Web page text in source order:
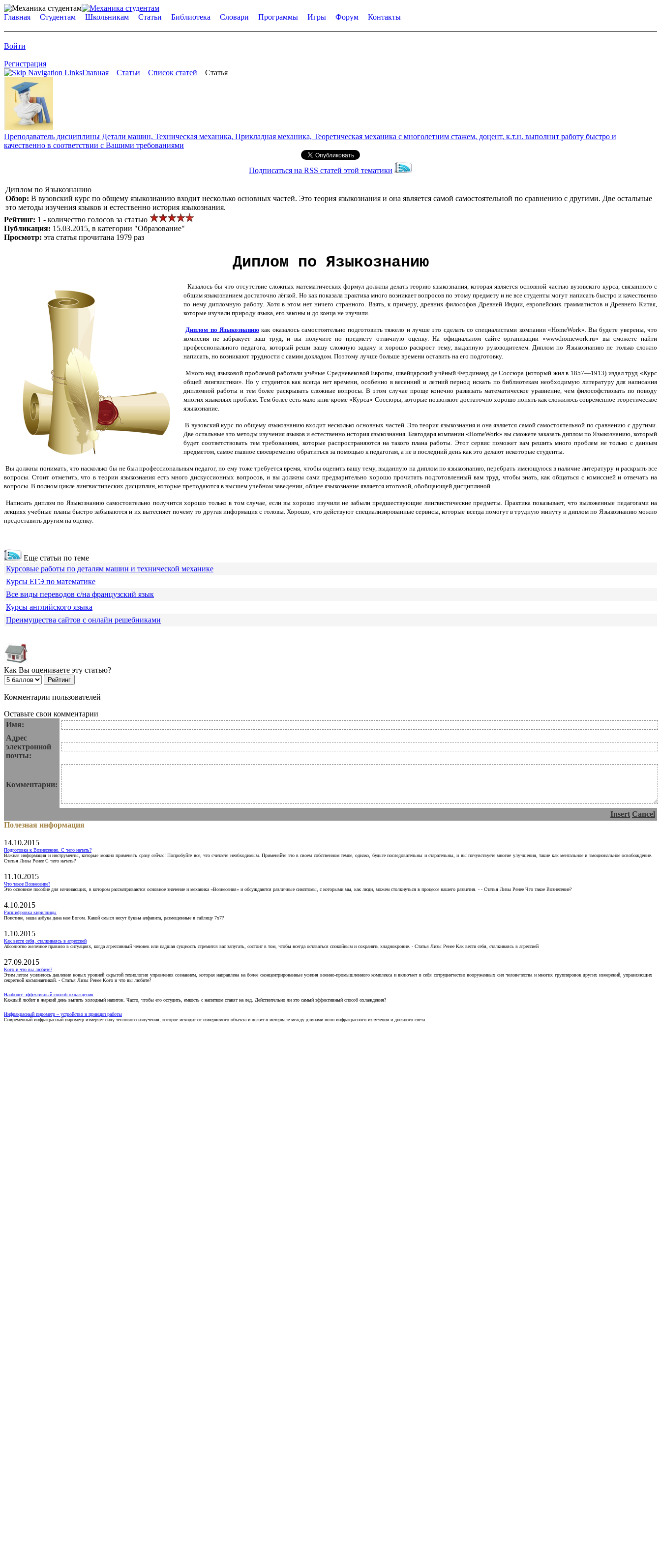
Главная Студентам Школьникам Статьи Библиотека Словари Программы Игры Форум Контакты
Войти
Регистрация
Главная
Статьи Список статей Статья
Преподаватель дисциплины Детали машин, Техническая механика, Прикладная механика, Теоретическая механика с многолетним стажем, доцент, к.т.н. выполнит работу быстро и
качественно в соответствии с Вашими требованиями
Подписаться на RSS статей этой тематики
Диплом по Языкознанию
Обзор: В вузовский курс по общему языкознанию входит несколько основных частей. Это теория языкознания и она является самой самостоятельной по сравнению с другими. Две остальные
это методы изучения языков и естественно история языкознания.
Рейтинг: 1 - количество голосов за статью
Публикация: 15.03.2015, в категории "Образование"
Просмотр: эта статья прочитана 1979 раз
Диплом по Языкознанию
Казалось бы что отсутствие сложных математических формул должны делать теорию языкознания, которая является основной частью вузовского курса, связанного с
общим языкознанием достаточно лёгкой. Но как показала практика много возникает вопросов по этому предмету и не все студенты могут написать быстро и качественно
по нему дипломную работу. Хотя в этом нет ничего странного. Взять, к примеру, древних философов Древней Индии, европейских грамматистов и Древнего Китая,
которые изучали природу языка, его законы и до конца не изучили.
Диплом по Языкознаниюкак оказалось самостоятельно подготовить тяжело и лучше это сделать со специалистами компании «HomeWork». Вы будете уверены, что
комиссия не забракует ваш труд, и вы получите по предмету отличную оценку. На официальном сайте организации «www.homework.ru» вы сможете найти
профессионального педагога, который реши вашу сложную задачу и хорошо раскроет тему, выданную руководителем. Диплом по Языкознанию не только сложно
написать, но возникают трудности с самим докладом. Поэтому лучше больше времени оставить на его подготовку.
Много над языковой проблемой работали учёные Средневековой Европы, швейцарский учёный Фердинанд де Соссюра (который жил в 1857—1913) издал труд «Курс
общей лингвистики». Но у студентов как всегда нет времени, особенно в весенний и летний период искать по библиотекам необходимую литературу для написания
дипломной работы и тем более раскрывать сложные вопросы. В этом случае проще конечно развязать математическое уравнение, чем философствовать по поводу
многих языковых проблем. Тем более есть мало книг кроме «Курса» Соссюры, которые позволяют достаточно хорошо понять как сложилось современное теоретическое
языкознание.
В вузовский курс по общему языкознанию входит несколько основных частей. Это теория языкознания и она является самой самостоятельной по сравнению с другими.
Две остальные это методы изучения языков и естественно история языкознания. Благодаря компании «HomeWork» вы сможете заказать диплом по Языкознанию, который
будет соответствовать тем требованиям, которые распространяются на такого плана работы. Этот сервис поможет вам решить много проблем не только с данным
предметом, самое главное своевременно обратиться за помощью к педагогам, а не в последний день как это делают некоторые студенты.
Вы должны понимать, что насколько бы не был профессиональным педагог, но ему тоже требуется время, чтобы оценить вашу тему, выданную на диплом по языкознанию, перебрать имеющуюся в наличие литературу и раскрыть все
вопросы. Стоит отметить, что в теории языкознания есть много дискуссионных вопросов, и вы должны сами предварительно хорошо прочитать подготовленный вам труд, чтобы знать, как общаться с комиссией и отвечать на
вопросы. В полном цикле лингвистических дисциплин, которые преподаются в высшем учебном заведении, общее языкознание является итоговой, обобщающей дисциплиной.
Написать диплом по Языкознанию самостоятельно получится хорошо только в том случае, если вы хорошо изучили не забыли предшествующие лингвистические предметы. Практика показывает, что выложенные педагогами на
лекциях учебные планы быстро забываются и их вытесняет почему то другая информация с головы. Хорошо, что действуют специализированные сервисы, которые всегда помогут в трудную минуту и диплом по Языкознанию можно
предоставить другим на оценку.
Еще статьи по теме
Курсовые работы по деталям машин и технической механике
Курсы ЕГЭ по математике
Все виды переводов с/на французский язык
Курсы английского языка
Преимущества сайтов с онлайн решебниками
Как Вы оцениваете эту статью?
Комментарии пользователей
Оставьте свои комментарии
Имя:
Адрес
электронной
почты:
Комментарии:
Insert Cancel
Полезная информация
14.10.2015
Подготовка к Вознесению. С чего начать?
Важная информация и инструменты, которые можно применять сразу сейчас! Попробуйте все, что считаете необходимым. Применяйте это в своем собственном темпе, однако, будьте последовательны и старательны, и вы почувствуете многие улучшения, такие как ментальное и эмоциональное освобождение.
Статья Лизы Ренее С чего начать?
11.10.2015
Что такое Вознесение?
Это основное пособие для начинающих, в котором рассматриваются основное значение и механика «Вознесения» и обсуждаются различные симптомы, с которыми мы, как люди, можем столкнуться в процессе нашего развития. - - Статья Лизы Ренее Что такое Вознесение?
4.10.2015
Расшифровка кириллицы
Поистине, наша азбука дана нам Богом. Какой смысл несут буквы алфавита, размещенные в таблицу 7х7?
1.10.2015
Как вести себя, сталкиваясь в агрессией
Абсолютно железное правило в ситуациях, когда агрессивный человек или падшая сущность стремится вас запугать, состоит в том, чтобы всегда оставаться спокойным и сохранять хладнокровие. - Статья Лизы Ренее Как вести себя, сталкиваясь в агрессией
27.09.2015
Кого и что вы любите?
Этим летом усилилось давление новых уровней скрытой технологии управления сознанием, которая направлена на более сконцентрированные усилия военно-промышленного комплекса и включает в себя сотрудничество вооруженных сил человечества и многих группировок других измерений, управляющих
секретной космонавтикой. - Статья Лизы Ренее Кого и что вы любите?
Наиболее эффективный способ охлаждения
Каждый любит в жаркий день выпить холодный напиток. Часто, чтобы его остудить, емкость с напитком ставят на лед. Действительно ли это самый эффективный способ охлаждения?
Инфракрасный пирометр – устройство и принцип работы
Современный инфракрасный пирометр измеряет силу теплового излучения, которое исходит от измеряемого объекта и лежит в интервале между длинами волн инфракрасного излучения и дневного света.